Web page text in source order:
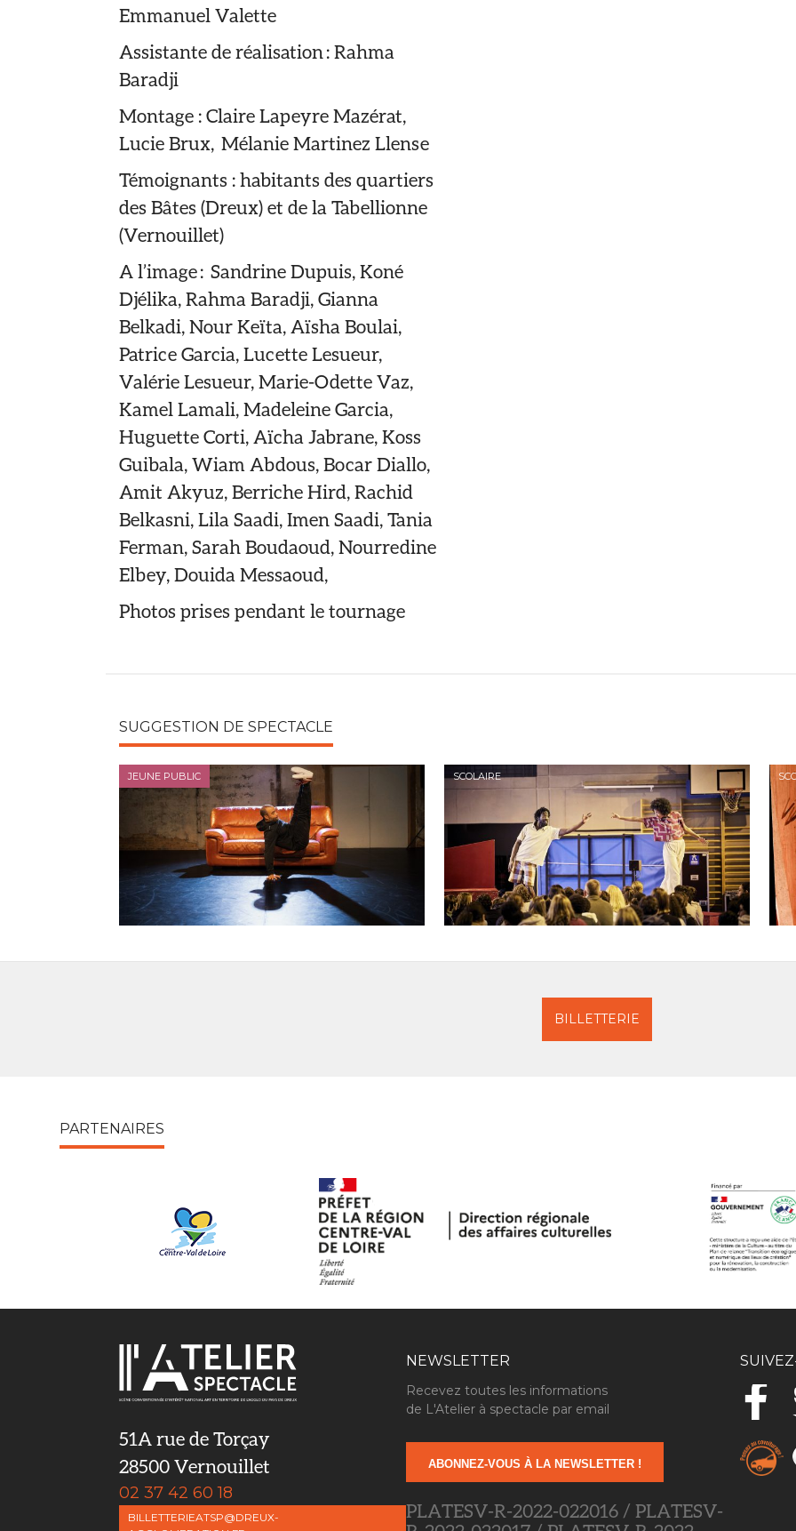
Emmanuel Valette
Assistante de réalisation : Rahma
Baradji
Montage : Claire Lapeyre Mazérat,
Lucie Brux, Mélanie Martinez Llense
Témoignants : habitants des quartiers
des Bâtes (Dreux) et de la Tabellionne
(Vernouillet)
A l’image : Sandrine Dupuis, Koné
Djélika, Rahma Baradji, Gianna
Belkadi, Nour Keïta, Aïsha Boulai,
Patrice Garcia, Lucette Lesueur,
Valérie Lesueur, Marie-Odette Vaz,
Kamel Lamali, Madeleine Garcia,
Huguette Corti, Aïcha Jabrane, Koss
Guibala, Wiam Abdous, Bocar Diallo,
Amit Akyuz, Berriche Hird, Rachid
Belkasni, Lila Saadi, Imen Saadi, Tania
Ferman, Sarah Boudaoud, Nourredine
Elbey, Douida Messaoud,
Photos prises pendant le tournage
SUGGESTION DE SPECTACLE
JEUNE PUBLIC SCOLAIRE
BILLETTERIE
PARTENAIRES
51A rue de Torçay
28500 Vernouillet
02 37 42 60 18
BILLETTERIEATSP@DREUX-
NEWSLETTER
Recevez toutes les informations
de L'Atelier à spectacle par email
ABONNEZ-VOUS À LA NEWSLETTER !
PLATESV-R-2022-022016 / PLATESV-